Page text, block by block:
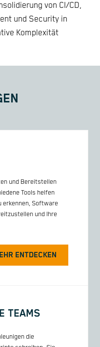
von CI/CD,
und Security in
Komplexität
und Bereitstellen
Tools helfen
erkennen, Software
und Ihre
ENTDECKEN
TEAMS
die